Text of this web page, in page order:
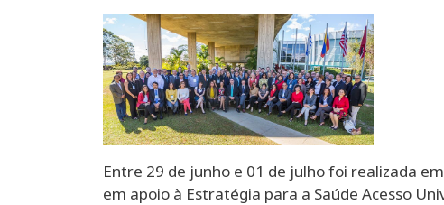
Entre 29 de junho e 01 de julho foi realizada
em apoio à Estratégia para a Saúde Acesso